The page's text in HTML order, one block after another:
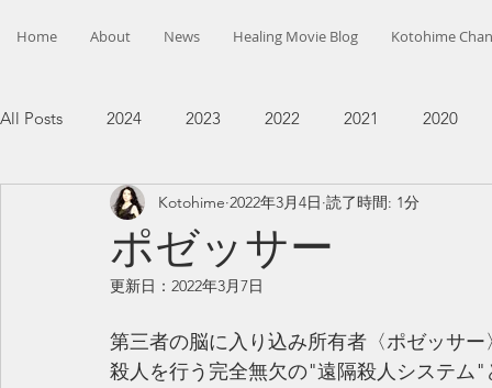
Home About News Healing Movie Blog Kotohime
All Posts 2024 2023 2022 2021 2020
ポゼッサー
Kotohime 2022年3月4日 読了時間: 1分
更新日： 2022年3月7日
第三者の脳に入り込み所有者〈ポゼッサー
殺人を行う完全無欠の"遠隔殺人システム"